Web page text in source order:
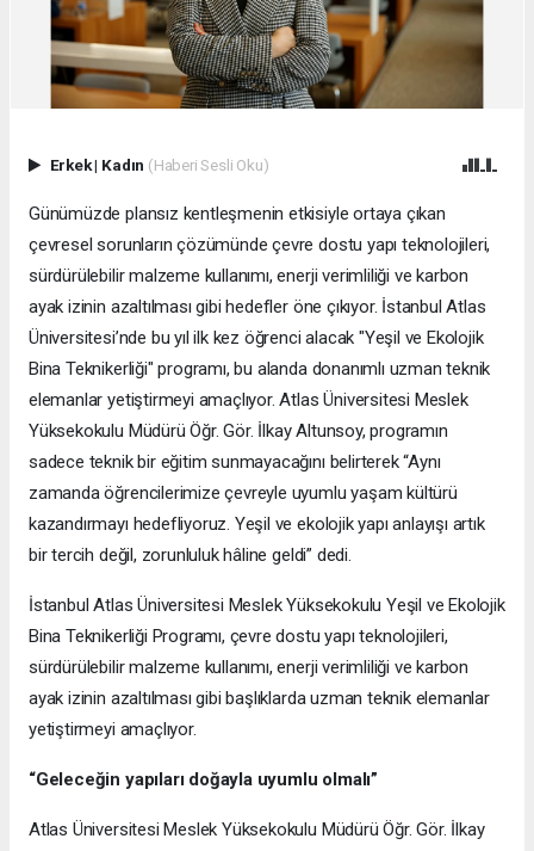
Erkek| Kadın (Haberi Sesli Oku)
Günümüzde plansız kentleşmenin etkisiyle ortaya çıkan
çevresel sorunların çözümünde çevre dostu yapı teknolojileri,
sürdürülebilir malzeme kullanımı, enerji verimliliği ve karbon
ayak izinin azaltılması gibi hedefler öne çıkıyor. İstanbul Atlas
Üniversitesi’nde bu yıl ilk kez öğrenci alacak "Yeşil ve Ekolojik
Bina Teknikerliği" programı, bu alanda donanımlı uzman teknik
elemanlar yetiştirmeyi amaçlıyor. Atlas Üniversitesi Meslek
Yüksekokulu Müdürü Öğr. Gör. İlkay Altunsoy, programın
sadece teknik bir eğitim sunmayacağını belirterek “Aynı
zamanda öğrencilerimize çevreyle uyumlu yaşam kültürü
kazandırmayı hedefliyoruz. Yeşil ve ekolojik yapı anlayışı artık
bir tercih değil, zorunluluk hâline geldi” dedi.
İstanbul Atlas Üniversitesi Meslek Yüksekokulu Yeşil ve Ekolojik
Bina Teknikerliği Programı, çevre dostu yapı teknolojileri,
sürdürülebilir malzeme kullanımı, enerji verimliliği ve karbon
ayak izinin azaltılması gibi başlıklarda uzman teknik elemanlar
yetiştirmeyi amaçlıyor.
“Geleceğin yapıları doğayla uyumlu olmalı”
Atlas Üniversitesi Meslek Yüksekokulu Müdürü Öğr. Gör. İlkay